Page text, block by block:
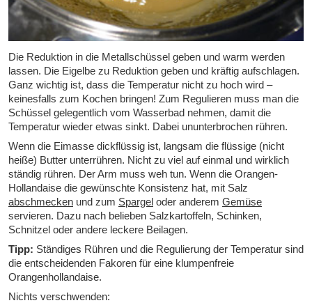
Die Reduktion in die Metallschüssel geben und warm werden
lassen. Die Eigelbe zu Reduktion geben und kräftig aufschlagen.
Ganz wichtig ist, dass die Temperatur nicht zu hoch wird –
keinesfalls zum Kochen bringen! Zum Regulieren muss man die
Schüssel gelegentlich vom Wasserbad nehmen, damit die
Temperatur wieder etwas sinkt. Dabei ununterbrochen rühren.
Wenn die Eimasse dickflüssig ist, langsam die flüssige (nicht
heiße) Butter unterrühren. Nicht zu viel auf einmal und wirklich
ständig rühren. Der Arm muss weh tun. Wenn die Orangen-
Hollandaise die gewünschte Konsistenz hat, mit Salz
abschmecken und zum Spargel oder anderem Gemüse
servieren. Dazu nach belieben Salzkartoffeln, Schinken,
Schnitzel oder andere leckere Beilagen.
Tipp: Ständiges Rühren und die Regulierung der Temperatur sind
die entscheidenden Fakoren für eine klumpenfreie
Orangenhollandaise.
Nichts verschwenden: